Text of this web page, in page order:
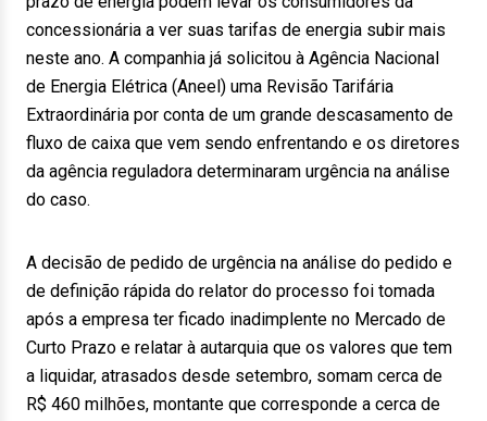
concessionária a ver suas tarifas de energia subir mais
neste ano. A companhia já solicitou à Agência Nacional
de Energia Elétrica (Aneel) uma Revisão Tarifária
Extraordinária por conta de um grande descasamento de
fluxo de caixa que vem sendo enfrentando e os diretores
da agência reguladora determinaram urgência na análise
do caso.
A decisão de pedido de urgência na análise do pedido e
de definição rápida do relator do processo foi tomada
após a empresa ter ficado inadimplente no Mercado de
Curto Prazo e relatar à autarquia que os valores que tem
a liquidar, atrasados desde setembro, somam cerca de
R$ 460 milhões, montante que corresponde a cerca de